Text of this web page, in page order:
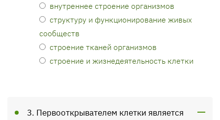
внутреннее строение организмов
структуру и функционирование живых
сообществ
строение тканей организмов
строение и жизнедеятельность клетки
3. Первооткрывателем клетки является